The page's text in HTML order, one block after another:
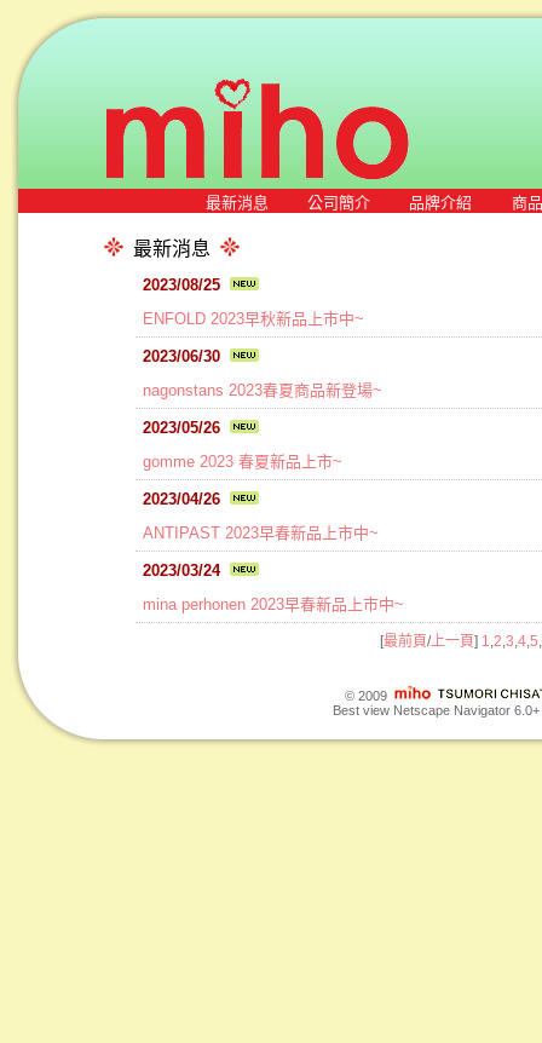
最新消息 公司簡介 品牌介紹 商
最新消息
2023/08/25
ENFOLD 2023早秋新品上市中~
2023/06/30
nagonstans 2023春夏商品新登場~
2023/05/26
gomme 2023 春夏新品上市~
2023/04/26
ANTIPAST 2023早春新品上市中~
2023/03/24
mina perhonen 2023早春新品上市中~
[最前頁/上一頁] 1 2 3 4 5
© 2009
Best view Netscape Navigator